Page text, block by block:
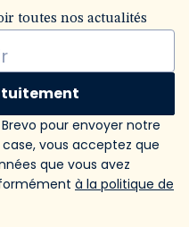
toutes nos actualités
pour envoyer notre
vous acceptez que
que vous avez
à la politique de